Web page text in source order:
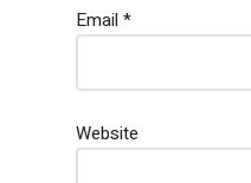
Email *
Website